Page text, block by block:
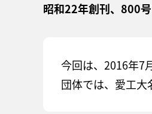
昭和22年創刊、800
今回は、2016年7
団体では、愛工大